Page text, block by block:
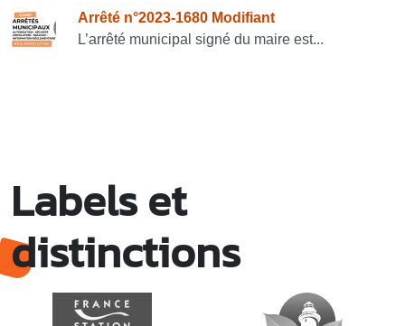
Arrêté n°2023-1680 Modifiant
L’arrêté municipal signé du maire est...
Labels et
distinctions